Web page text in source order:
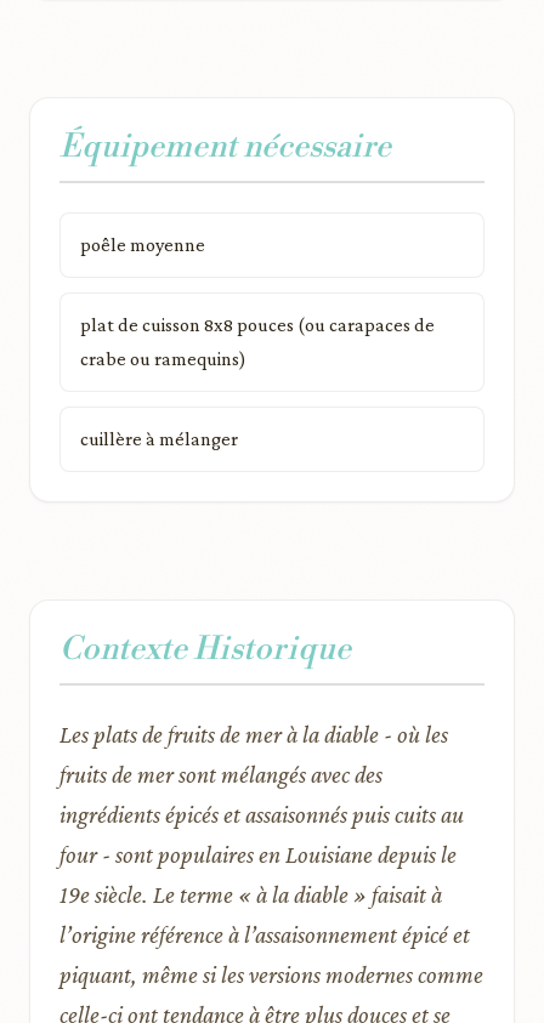
Équipement nécessaire
poêle moyenne
plat de cuisson 8x8 pouces (ou carapaces de
crabe ou ramequins)
cuillère à mélanger
Contexte Historique
Les plats de fruits de mer à la diable - où les
fruits de mer sont mélangés avec des
ingrédients épicés et assaisonnés puis cuits au
four - sont populaires en Louisiane depuis le
19e siècle. Le terme « à la diable » faisait à
l’origine référence à l’assaisonnement épicé et
piquant, même si les versions modernes comme
celle-ci ont tendance à être plus douces et se